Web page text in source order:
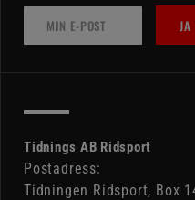
Tidnings AB Ridsport
Postadress:
Tidningen Ridsport, Box